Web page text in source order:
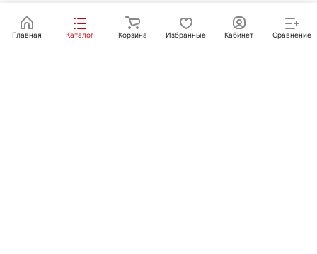
Информация
Главная Каталог Корзина Избранные Кабинет Сравнение